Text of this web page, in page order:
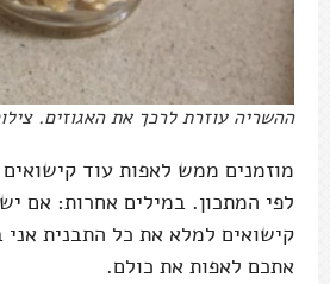
ההשריה עוזרת לרכך את האגוזים.
מוזמנים ממש לאפות עוד
לפי המתכון. במילים אחרות: אם
קישואים למלא את כל התבנית
אתכם לאפות את כולם.